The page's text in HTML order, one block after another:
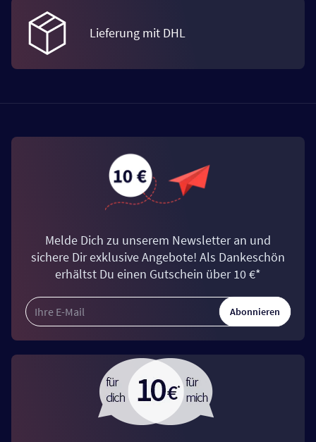
Lieferung mit DHL
Melde Dich zu unserem Newsletter an und
sichere Dir exklusive Angebote! Als Dankeschön
erhältst Du einen Gutschein über 10 €*
Abonnieren